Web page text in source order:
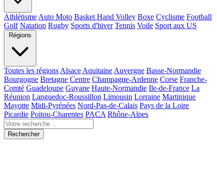
Athlétisme Auto Moto Basket Hand Volley Boxe Cyclisme Football
Golf Natation Rugby Sports d'hiver Tennis Voile Sport aux US
Régions
Toutes les régions Alsace Aquitaine Auvergne Basse-Normandie
Bourgogne Bretagne Centre Champagne-Ardenne Corse Franche-
Comté Guadeloupe Guyane Haute-Normandie Ile-de-France La
Réunion Languedoc-Roussillon Limousin Lorraine Martinique
Mayotte Midi-Pyrénées Nord-Pas-de-Calais Pays de la Loire
Picardie Poitou-Charentes PACA Rhône-Alpes
Rechercher